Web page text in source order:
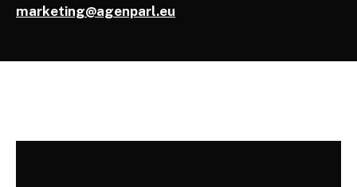
marketing@agenparl.eu